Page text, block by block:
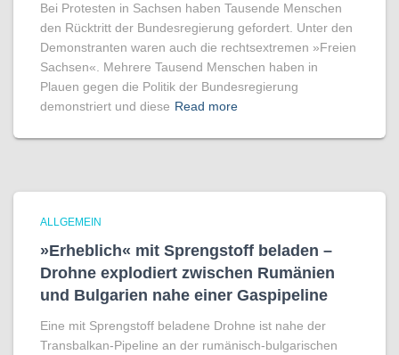
Bei Protesten in Sachsen haben Tausende Menschen
den Rücktritt der Bundesregierung gefordert. Unter den
Demonstranten waren auch die rechtsextremen »Freien
Sachsen«. Mehrere Tausend Menschen haben in
Plauen gegen die Politik der Bundesregierung
demonstriert und diese Read more
ALLGEMEIN
»Erheblich« mit Sprengstoff beladen –
Drohne explodiert zwischen Rumänien
und Bulgarien nahe einer Gaspipeline
Eine mit Sprengstoff beladene Drohne ist nahe der
Transbalkan-Pipeline an der rumänisch-bulgarischen